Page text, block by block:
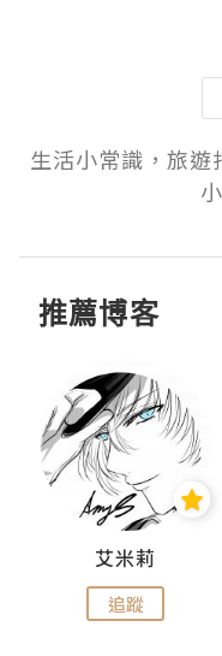
生活小常識，旅
推薦博客
艾米莉
追蹤